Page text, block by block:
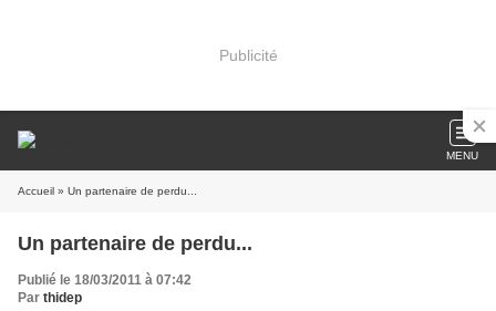
Publicité
MENU
Accueil » Un partenaire de perdu...
Un partenaire de perdu...
Publié le 18/03/2011 à 07:42
Par thidep